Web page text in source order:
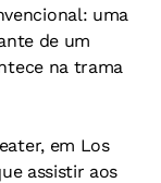
uma
de um
na trama
em Los
assistir aos